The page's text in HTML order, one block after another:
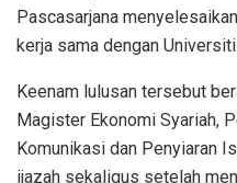
Pascasarjana
kerja sama dengan
Keenam lulusan tersebut
Magister Ekonomi Syariah,
Komunikasi dan Penyiaran
ijazah sekaligus setelah